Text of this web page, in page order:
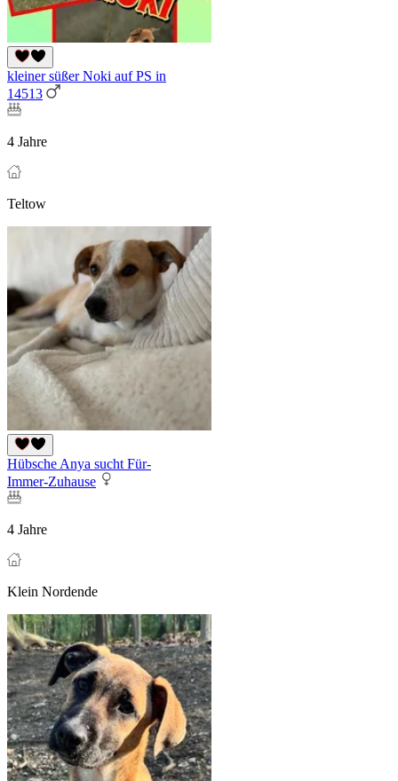
kleiner süßer Noki auf PS in
14513
4 Jahre
Teltow
Hübsche Anya sucht Für-
Immer-Zuhause
4 Jahre
Klein Nordende